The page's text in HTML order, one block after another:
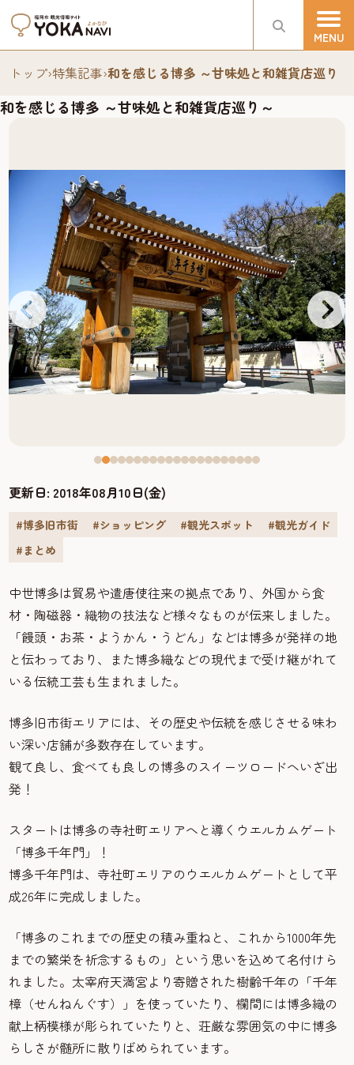
トップ›特集記事›和を感じる博多 ～甘味処と和雑貨店巡り～
和を感じる博多 ～甘味処と和雑貨店巡り～
更新日:2018年08月10日(金)
#博多旧市街 #ショッピング #観光スポット
#観光ガイド
#まとめ
中世博多は貿易や遣唐使往来の拠点であり、外国から食
材・陶磁器・織物の技法など様々なものが伝来しました。
「饅頭・お茶・ようかん・うどん」などは博多が発祥の地
と伝わっており、また博多織などの現代まで受け継がれて
いる伝統工芸も生まれました。
博多旧市街エリアには、その歴史や伝統を感じさせる味わ
い深い店舗が多数存在しています。
観て良し、食べても良しの博多のスイーツロードへいざ出
発！
スタートは博多の寺社町エリアへと導くウエルカムゲート
「博多千年門」！
博多千年門は、寺社町エリアのウエルカムゲートとして平
成26年に完成しました。
「博多のこれまでの歴史の積み重ねと、これから1000年先
までの繁栄を祈念するもの」という思いを込めて名付けら
れました。太宰府天満宮より寄贈された樹齢千年の「千年
樟（せんねんぐす）」を使っていたり、欄間には博多織の
献上柄模様が彫られていたりと、荘厳な雰囲気の中に博多
らしさが髄所に散りばめられています。